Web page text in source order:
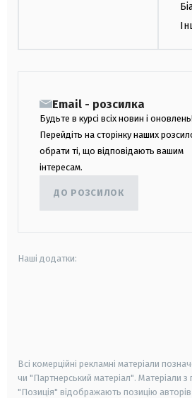
Email - розсилка
Будьте в курсі всіх новин і оновлень!
Перейдіть на сторінку наших
обрати ті, що відповідають вашим
інтересам.
ДО РОЗСИЛОК
Наші додатки:
Всі комерційні рекламні матеріали
чи "Партнерський матеріал". Матеріали
"Позиція" відображають позицію